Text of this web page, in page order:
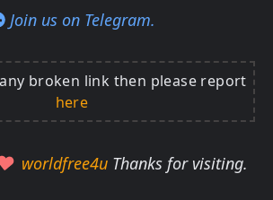
Join us on Telegram.
broken link then please report
here
worldfree4u Thanks for visiting.